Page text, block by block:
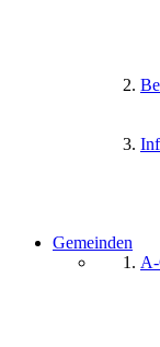
Gemeinden